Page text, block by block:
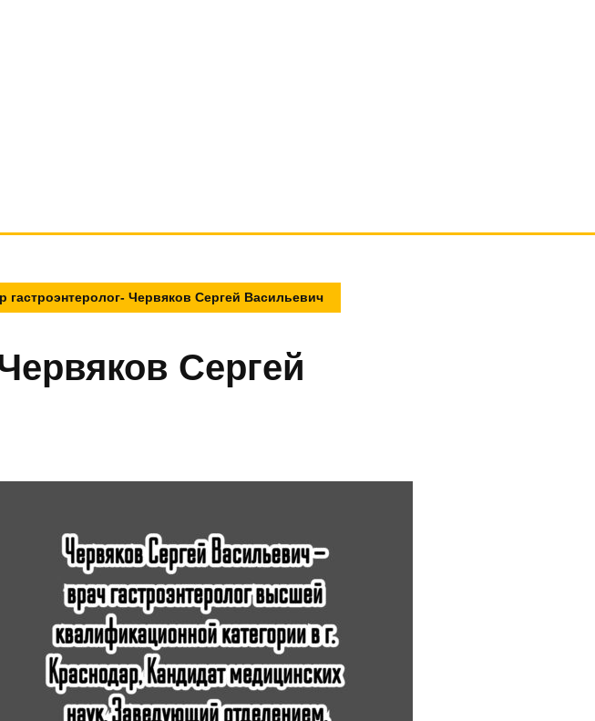
гастроэнтеролог- Червяков Сергей Васильевич
Сергей